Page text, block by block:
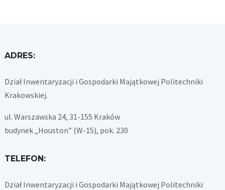
ADRES:
Dział Inwentaryzacji i Gospodarki Majątkowej Politechniki
Krakowskiej.
ul. Warszawska 24, 31-155 Kraków
budynek „Houston” (W-15), pok. 230
TELEFON:
Dział Inwentaryzacji i Gospodarki Majątkowej Politechniki